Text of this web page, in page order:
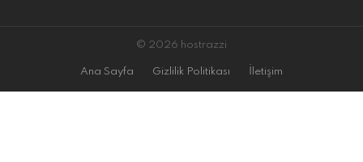
© 2026 hostrazzi
Ana Sayfa Gizlilik Politikası İletişim